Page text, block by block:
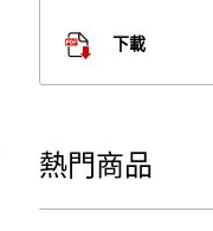
下載
熱門商品